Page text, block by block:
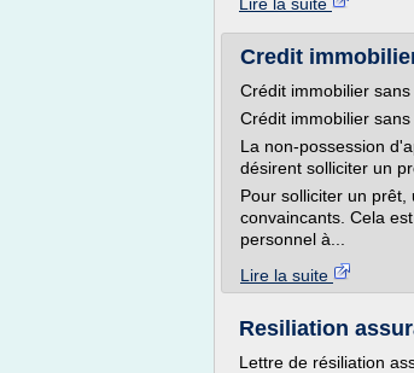
Credit
Crédit immobilier
Crédit immobilier
La non-possession
désirent solliciter un
Pour solliciter un
convaincants. Cela
personnel à...
Lire la suite
Resiliation
Lettre de résiliation